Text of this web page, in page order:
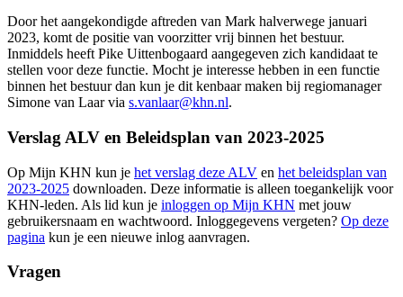
Door het aangekondigde aftreden van Mark halverwege januari
2023, komt de positie van voorzitter vrij binnen het bestuur.
Inmiddels heeft Pike Uittenbogaard aangegeven zich kandidaat te
stellen voor deze functie. Mocht je interesse hebben in een functie
binnen het bestuur dan kun je dit kenbaar maken bij regiomanager
Simone van Laar via s.vanlaar@khn.nl.
Verslag ALV en Beleidsplan van 2023-2025
Op Mijn KHN kun je het verslag deze ALV en het beleidsplan van
2023-2025 downloaden. Deze informatie is alleen toegankelijk voor
KHN-leden. Als lid kun je inloggen op Mijn KHN met jouw
gebruikersnaam en wachtwoord. Inloggegevens vergeten? Op deze
pagina kun je een nieuwe inlog aanvragen.
Vragen